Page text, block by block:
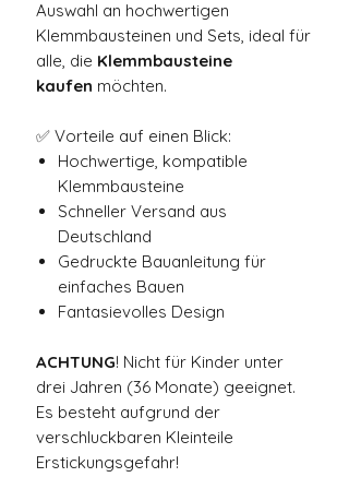
Auswahl an hochwertigen
Klemmbausteinen und Sets, ideal für
alle, die Klemmbausteine
kaufen möchten.
✅ Vorteile auf einen Blick:
Hochwertige, kompatible
Klemmbausteine
Schneller Versand aus
Deutschland
Gedruckte Bauanleitung für
einfaches Bauen
Fantasievolles Design
ACHTUNG! Nicht für Kinder unter
drei Jahren (36 Monate) geeignet.
Es besteht aufgrund der
verschluckbaren Kleinteile
Erstickungsgefahr!